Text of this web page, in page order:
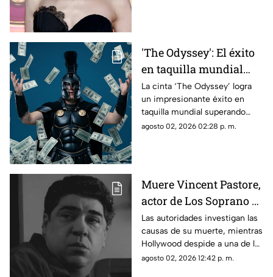
'The Odyssey': El éxito
en taquilla mundial
que rompe récords
La cinta ‘The Odyssey’ logra
un impresionante éxito en
taquilla mundial superando
$911M y perfilándose para
agosto 02, 2026 02:28 p. m.
Muere Vincent Pastore,
actor de Los Soprano y
Buenos Muchachos;
esto se sabe de su
fallecimiento
Las autoridades investigan las
causas de su muerte, mientras
Hollywood despide a una de las
figuras más emblemáticas del
agosto 02, 2026 12:42 p. m.